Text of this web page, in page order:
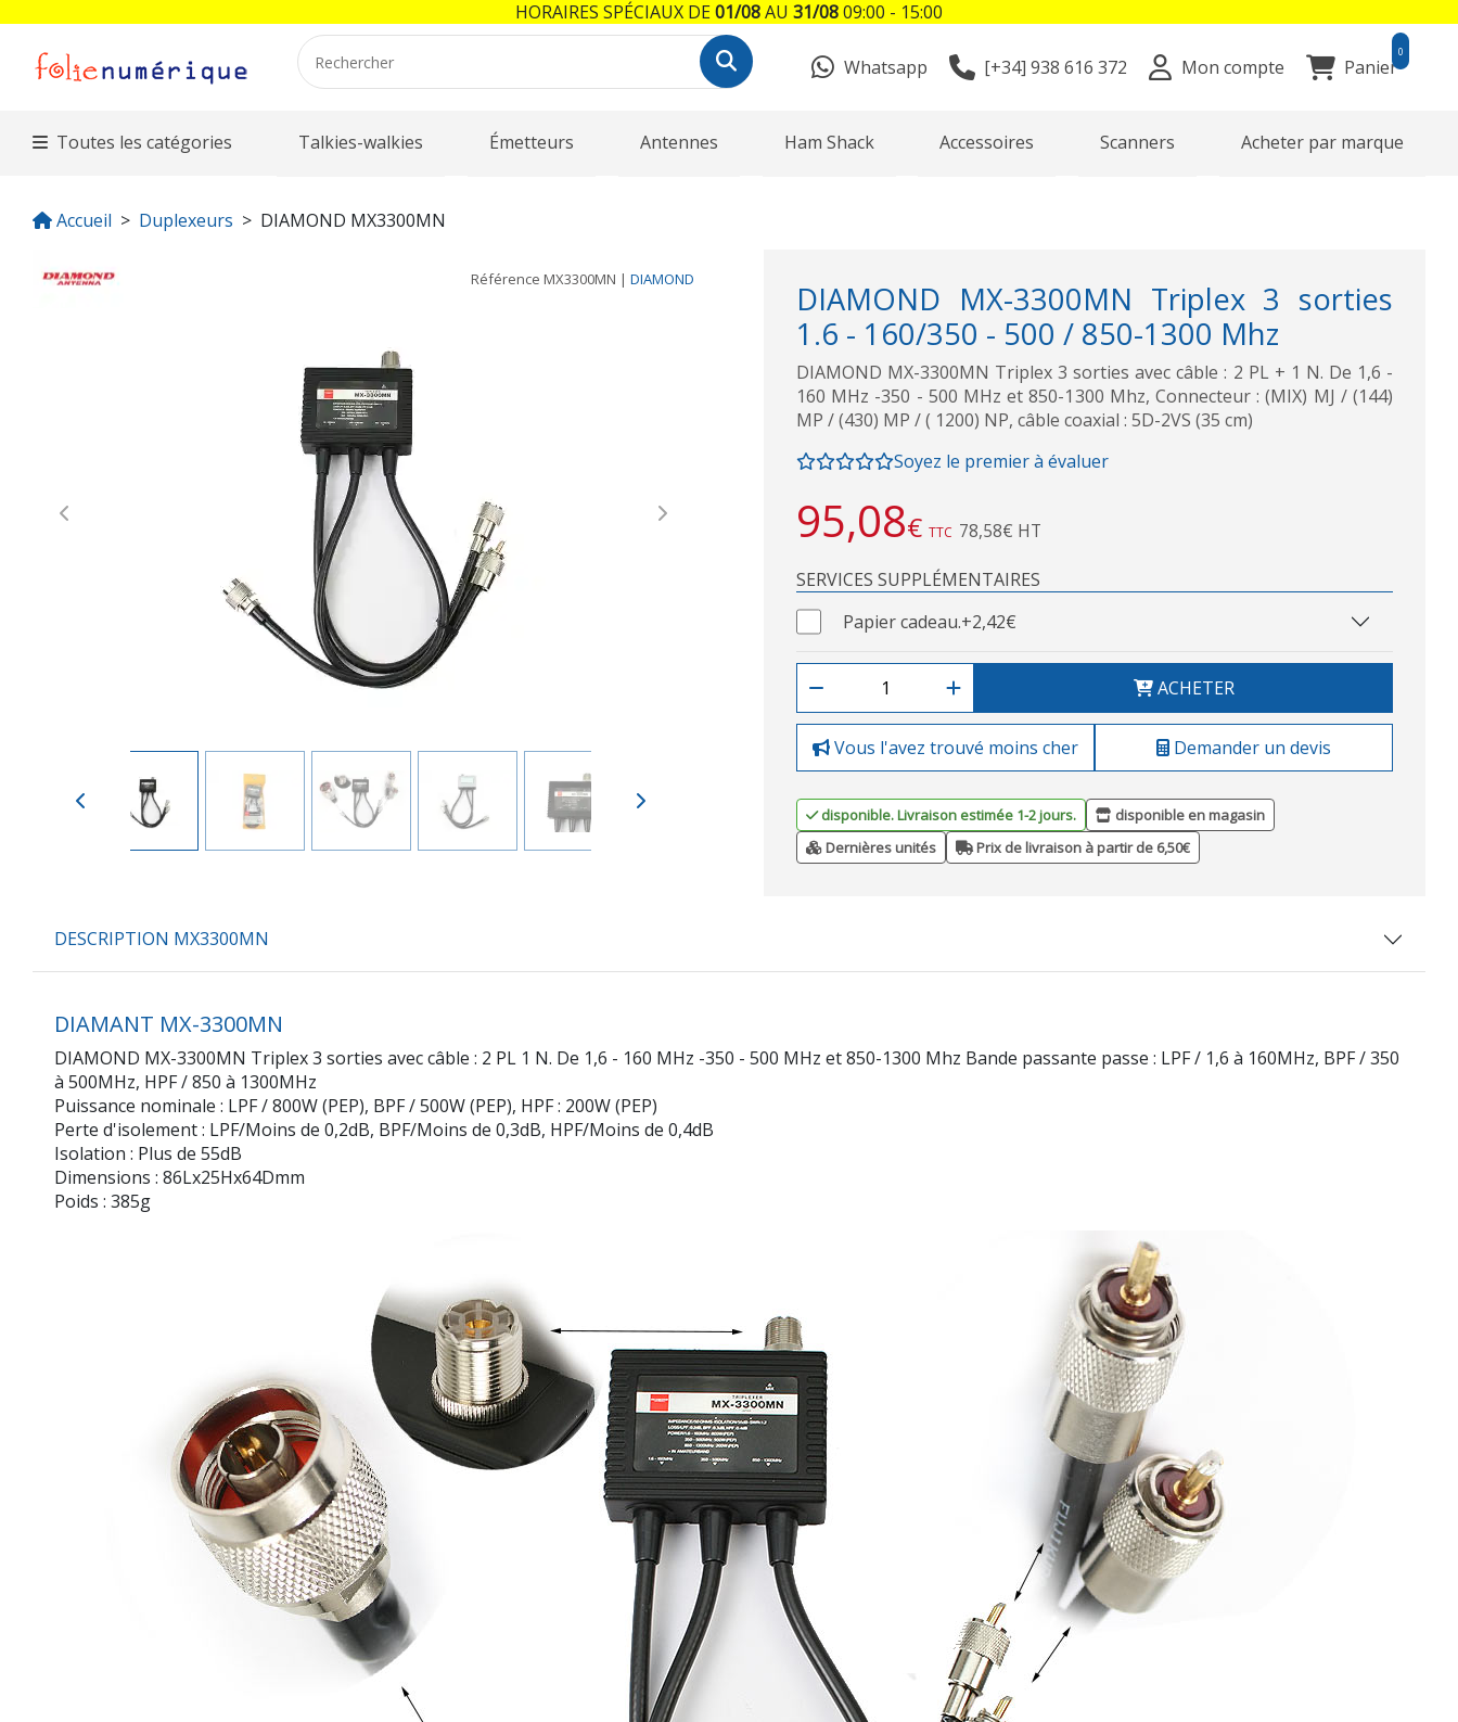
Whatsapp [+34] 938 616 372 Mon compte Panier
0
Toutes les catégories Talkies-walkies Émetteurs Antennes Ham Shack Accessoires Scanners Acheter par marque
Accueil Duplexeurs DIAMOND MX3300MN
Référence MX3300MN | DIAMOND
Previous Next
DIAMOND MX-3300MN Triplex 3 sorties
1.6 - 160/350 - 500 / 850-1300 Mhz
DIAMOND MX-3300MN Triplex 3 sorties avec câble : 2 PL + 1 N. De 1,6 -
160 MHz -350 - 500 MHz et 850-1300 Mhz, Connecteur : (MIX) MJ / (144)
MP / (430) MP / ( 1200) NP, câble coaxial : 5D-2VS (35 cm)
Soyez le premier à évaluer
95,08€ TTC 78,58€ HT
SERVICES SUPPLÉMENTAIRES
Papier cadeau.+2,42€
ACHETER
Vous l'avez trouvé moins cher Demander un devis
disponible. Livraison estimée 1-2 jours.
disponible en magasin
Dernières unités
Prix de livraison à partir de 6,50€
DESCRIPTION MX3300MN
DIAMANT MX-3300MN
DIAMOND MX-3300MN Triplex 3 sorties avec câble : 2 PL 1 N. De 1,6 - 160 MHz -350 - 500 MHz et 850-1300 Mhz Bande passante passe : LPF / 1,6 à 160MHz, BPF / 350
à 500MHz, HPF / 850 à 1300MHz
Puissance nominale : LPF / 800W (PEP), BPF / 500W (PEP), HPF : 200W (PEP)
Perte d'isolement : LPF/Moins de 0,2dB, BPF/Moins de 0,3dB, HPF/Moins de 0,4dB
Isolation : Plus de 55dB
Dimensions : 86Lx25Hx64Dmm
Poids : 385g
HORAIRES SPÉCIAUX DE01/08AU 31/0809:00 - 15:00